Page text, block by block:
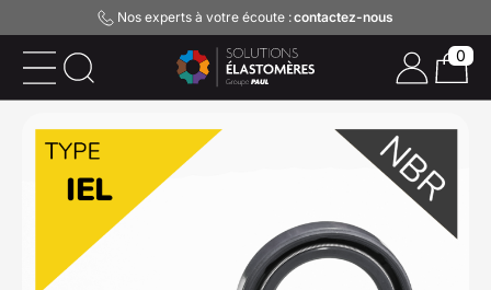
Nos experts à votre écoute :contactez-nous
0